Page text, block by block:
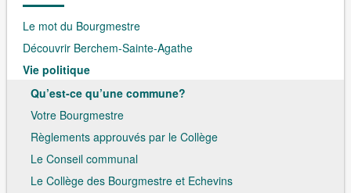
Le mot du Bourgmestre
Découvrir Berchem-Sainte-Agathe
Vie politique
Qu’est-ce qu’une commune?
Votre Bourgmestre
Règlements approuvés par le Collège
Le Conseil communal
Le Collège des Bourgmestre et Echevins